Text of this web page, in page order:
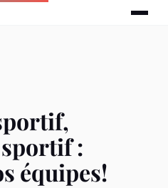
:
équipes!